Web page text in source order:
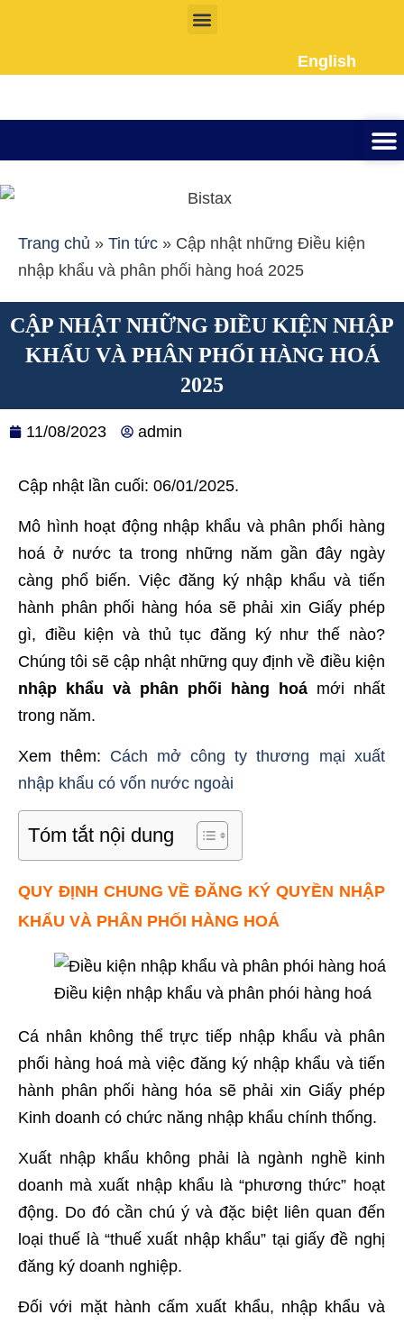
English
Trang chủ » Tin tức » Cập nhật những Điều kiện
nhập khẩu và phân phối hàng hoá 2025
CẬP NHẬT NHỮNG ĐIỀU KIỆN NHẬP
KHẨU VÀ PHÂN PHỐI HÀNG HOÁ
2025
11/08/2023 admin
Cập nhật lần cuối: 06/01/2025.
Mô hình hoạt động nhập khẩu và phân phối hàng
hoá ở nước ta trong những năm gần đây ngày
càng phổ biến. Việc đăng ký nhập khẩu và tiến
hành phân phối hàng hóa sẽ phải xin Giấy phép
gì, điều kiện và thủ tục đăng ký như thế nào?
Chúng tôi sẽ cập nhật những quy định về điều kiện
nhập khẩu và phân phối hàng hoámới nhất
trong năm.
Xem thêm: Cách mở công ty thương mại xuất
nhập khẩu có vốn nước ngoài
Tóm tắt nội dung
QUY ĐỊNH CHUNG VỀ ĐĂNG KÝ QUYỀN NHẬP
KHẨU VÀ PHÂN PHỐI HÀNG HOÁ
Điều kiện nhập khẩu và phân phói hàng hoá
Cá nhân không thể trực tiếp nhập khẩu và phân
phối hàng hoá mà việc đăng ký nhập khẩu và tiến
hành phân phối hàng hóa sẽ phải xin Giấy phép
Kinh doanh có chức năng nhập khẩu chính thống.
Xuất nhập khẩu không phải là ngành nghề kinh
doanh mà xuất nhập khẩu là “phương thức” hoạt
động. Do đó cần chú ý và đặc biệt liên quan đến
loại thuế là “thuế xuất nhập khẩu” tại giấy đề nghị
đăng ký doanh nghiệp.
Đối với mặt hành cấm xuất khẩu, nhập khẩu và